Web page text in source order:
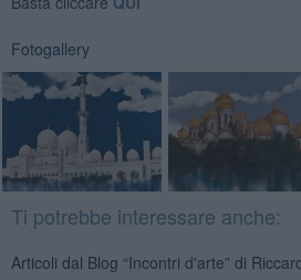
Fotogallery
Ti potrebbe interessare anche:
Articoli dal Blog “Incontri d'arte” di